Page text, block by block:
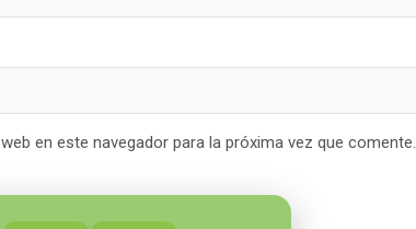
en este navegador para la próxima vez que comente.